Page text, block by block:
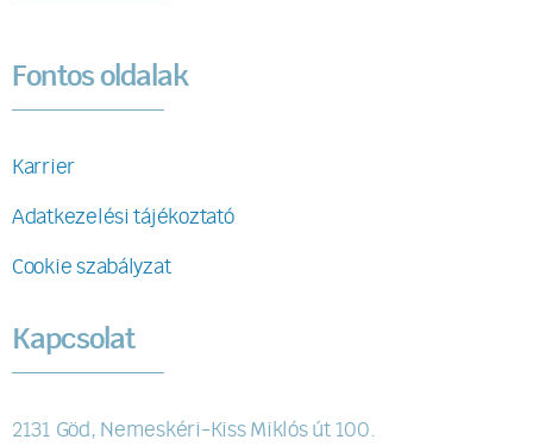
Fontos oldalak
Karrier
Adatkezelési tájékoztató
Cookie szabályzat
Kapcsolat
2131 Göd, Nemeskéri-Kiss Miklós út 100.